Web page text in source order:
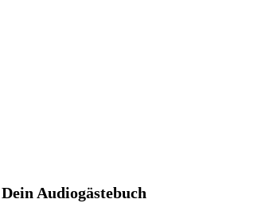
Audiogästebuch